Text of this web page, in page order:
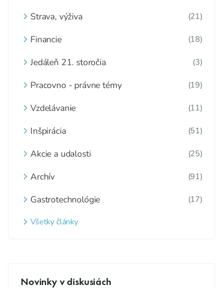
Strava, výživa (21)
Financie (18)
Jedáleň 21. storočia (3)
Pracovno - právne témy (19)
Vzdelávanie (11)
Inšpirácia (51)
Akcie a udalosti (25)
Archív (91)
Gastrotechnológie (17)
Všetky články
Novinky v diskusiách